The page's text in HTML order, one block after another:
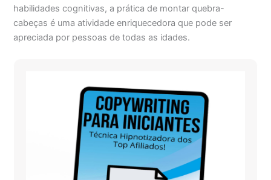
habilidades cognitivas, a prática de montar quebra-
cabeças é uma atividade enriquecedora que pode ser
apreciada por pessoas de todas as idades.